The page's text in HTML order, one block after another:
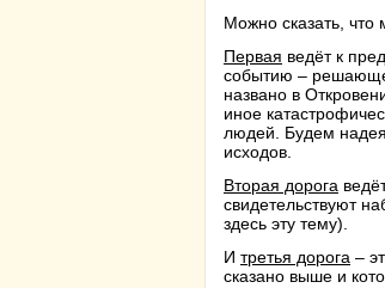
Можно сказать, что
Первая ведёт к
событию –
названо в
иное
людей. Будем
исходов.
Вторая дорога
свидетельствуют
здесь эту тему).
И третья дорога –
сказано выше и